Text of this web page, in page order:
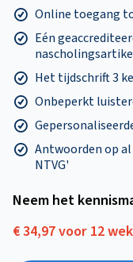
Online toegang
Eén
Het tijdschrift 3
Onbeperkt
Antwoorden op
NTVG'
Neem het
€ 34,97 voor 12